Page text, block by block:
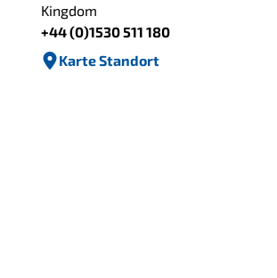
Kingdom
+44 (0)1530 511 180
Karte Standort